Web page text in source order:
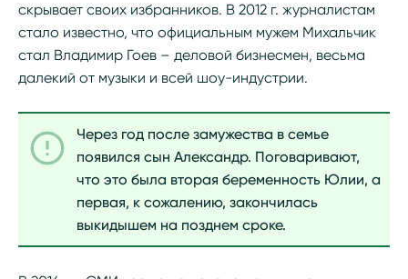
скрывает своих избранников. В 2012 г. журналистам
стало известно, что официальным мужем Михальчик
стал Владимир Гоев – деловой бизнесмен, весьма
далекий от музыки и всей шоу-индустрии.
Через год после замужества в семье
появился сын Александр. Поговаривают,
что это была вторая беременность Юлии, а
первая, к сожалению, закончилась
выкидышем на позднем сроке.